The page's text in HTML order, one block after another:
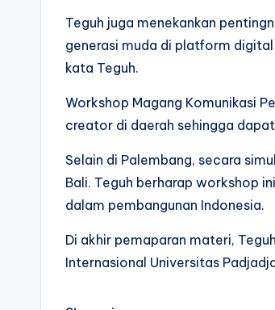
Teguh juga menekankan
generasi muda di platform
kata Teguh.
Workshop Magang Komunikasi
creator di daerah sehingga
Selain di Palembang, secara
Bali. Teguh berharap workshop
dalam pembangunan Indonesia.
Di akhir pemaparan materi,
Internasional Universitas